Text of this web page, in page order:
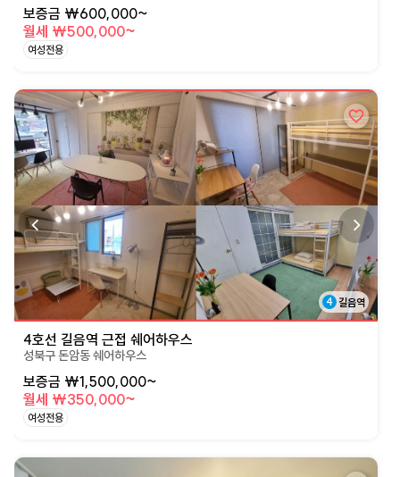
보증금 ₩600,000~
월세 ₩500,000~
여성전용
4 길음역
4호선 길음역 근접 쉐어하우스
성북구 돈암동 쉐어하우스
보증금 ₩1,500,000~
월세 ₩350,000~
여성전용
상세페이지로 이동
상세페이지로 이동